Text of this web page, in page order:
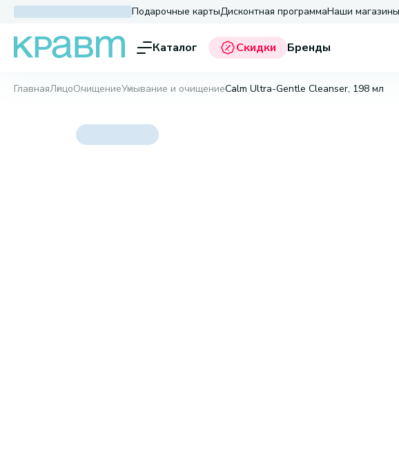
Подарочные картыДисконтная программаНаши магазины
Каталог Скидки Бренды
ГлавнаяЛицоОчищениеУмывание и очищениеCalm Ultra-Gentle Cleanser, 198 мл